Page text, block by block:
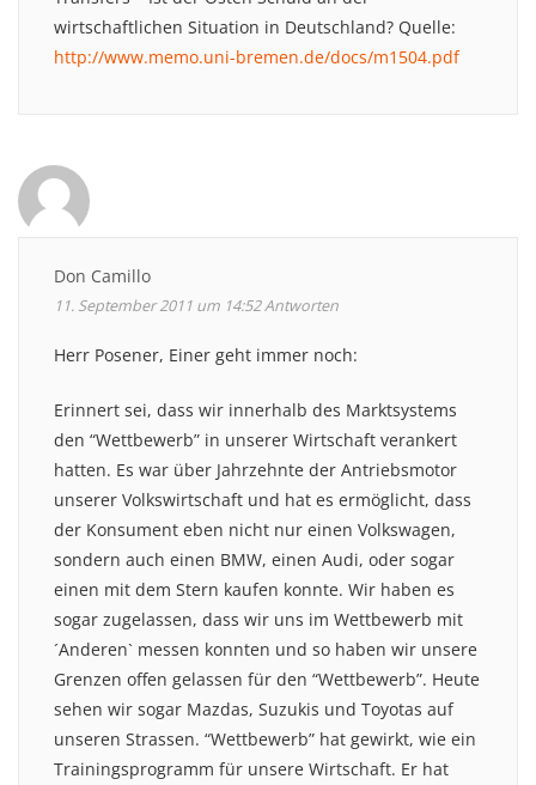
wirtschaftlichen Situation in Deutschland? Quelle:
http://www.memo.uni-bremen.de/docs/m1504.pdf
Don Camillo
11. September 2011 um 14:52Antworten
Herr Posener, Einer geht immer noch:
Erinnert sei, dass wir innerhalb des Marktsystems
den “Wettbewerb” in unserer Wirtschaft verankert
hatten. Es war über Jahrzehnte der Antriebsmotor
unserer Volkswirtschaft und hat es ermöglicht, dass
der Konsument eben nicht nur einen Volkswagen,
sondern auch einen BMW, einen Audi, oder sogar
einen mit dem Stern kaufen konnte. Wir haben es
sogar zugelassen, dass wir uns im Wettbewerb mit
´Anderen` messen konnten und so haben wir unsere
Grenzen offen gelassen für den “Wettbewerb”. Heute
sehen wir sogar Mazdas, Suzukis und Toyotas auf
unseren Strassen. “Wettbewerb” hat gewirkt, wie ein
Trainingsprogramm für unsere Wirtschaft. Er hat